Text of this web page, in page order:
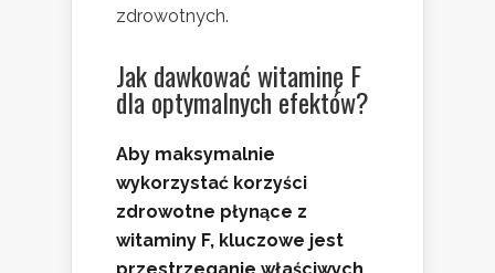
zdrowotnych.
Jak dawkować witaminę F
dla optymalnych efektów?
Aby maksymalnie
wykorzystać korzyści
zdrowotne płynące z
witaminy F, kluczowe jest